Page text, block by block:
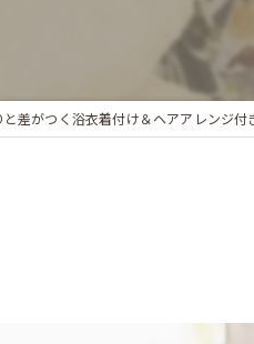
と差がつく浴衣着付け＆ヘアアレンジ付